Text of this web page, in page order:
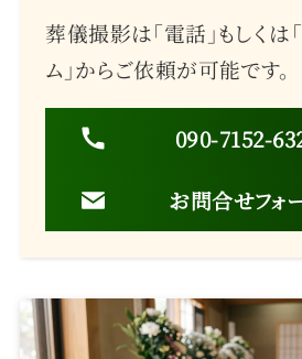
葬儀撮影は「電話」もしくは
ム」からご依頼が可能です。
090-7152-
お問合せフォ